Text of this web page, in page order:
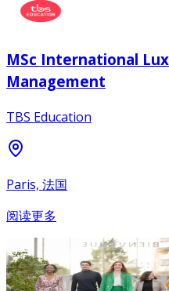
MSc International
Management
TBS Education
Paris, 法国
阅读更多